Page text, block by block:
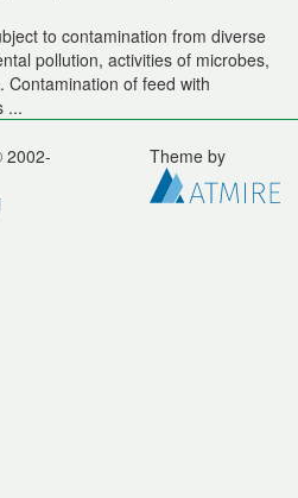
to contamination from diverse
pollution, activities of microbes,
of feed with
...
2002-
Theme by